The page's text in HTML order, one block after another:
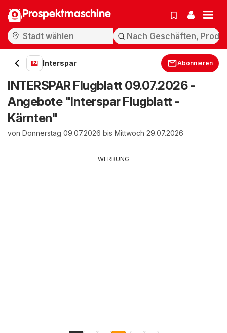
Prospektmaschine
Interspar Abonnieren
INTERSPAR Flugblatt 09.07.2026 -
Angebote "Interspar Flugblatt -
Kärnten"
von Donnerstag 09.07.2026 bis Mittwoch 29.07.2026
WERBUNG